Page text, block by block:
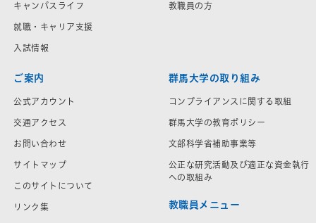
キャンパスライフ
就職・キャリア支援
入試情報
教職員の方
ご案内
公式アカウント
交通アクセス
お問い合わせ
サイトマップ
このサイトについて
リンク集
群馬大学の取り組み
コンプライアンスに関する取組
群馬大学の教育ポリシー
文部科学省補助事業等
公正な研究活動及び適正な資金執行
への取組み
教職員メニュー